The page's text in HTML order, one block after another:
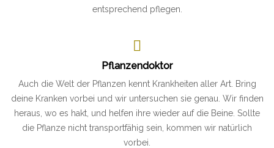
entsprechend pflegen.
Pflanzendoktor
Auch die Welt der Pflanzen kennt Krankheiten aller Art. Bring
deine Kranken vorbei und wir untersuchen sie genau. Wir finden
heraus, wo es hakt, und helfen ihre wieder auf die Beine. Sollte
die Pflanze nicht transportfähig sein, kommen wir natürlich
vorbei.